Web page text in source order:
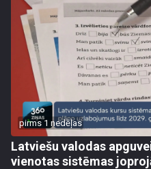
pirms 1 nedēļas
Latviešu valodas
vienotas sistēmas